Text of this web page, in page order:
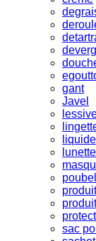
gant
Javel
lunette
sac